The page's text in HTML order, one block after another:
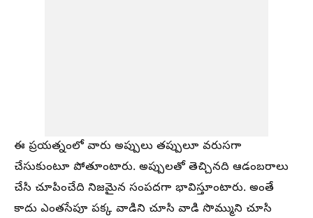
ఈ ప్రయత్నంలో వారు అప్పులు తప్పులూ వరుసగా
చేసుకుంటూ పోతూంటారు. అప్పులతో తెచ్చినది ఆడంబరాలు
చేసి చూపించేది నిజమైన సంపదగా భావిస్తూంటారు. అంతే
కాదు ఎంతసేపూ పక్క వాడిని చూసి వాడి సొమ్ముని చూసి